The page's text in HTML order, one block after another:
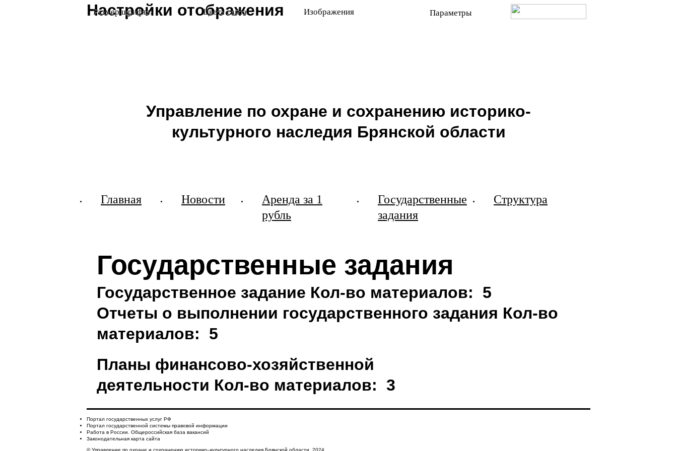
Настройки отображения
Размер шрифта: Цвета сайта Изображения Параметры
Управление по охране и сохранению историко-
культурного наследия Брянской области
Главная Новости
Аренда за 1
рубль
Государственные
задания
Структура
Государственные задания
Государственное задание Кол-во материалов: 5
Отчеты о выполнении государственного задания Кол-во
материалов: 5
Планы финансово-хозяйственной
деятельности Кол-во материалов: 3
Портал государственных услуг РФ
Портал государственной системы правовой информации
Работа в России. Общероссийская база вакансий
Законодательная карта сайта
© Управление по охране и сохранению историко–культурного наследия Брянской области, 2024